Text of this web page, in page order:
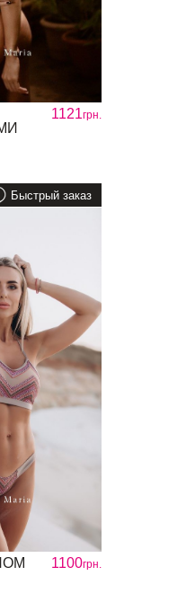
1121грн.
Быстрый заказ
1100грн.